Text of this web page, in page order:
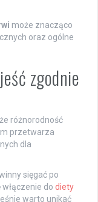
może znacząco
oraz ogólne
zgodnie
różnorodność
przetwarza
dla
sięgać po
włączenie do diety
warto unikać